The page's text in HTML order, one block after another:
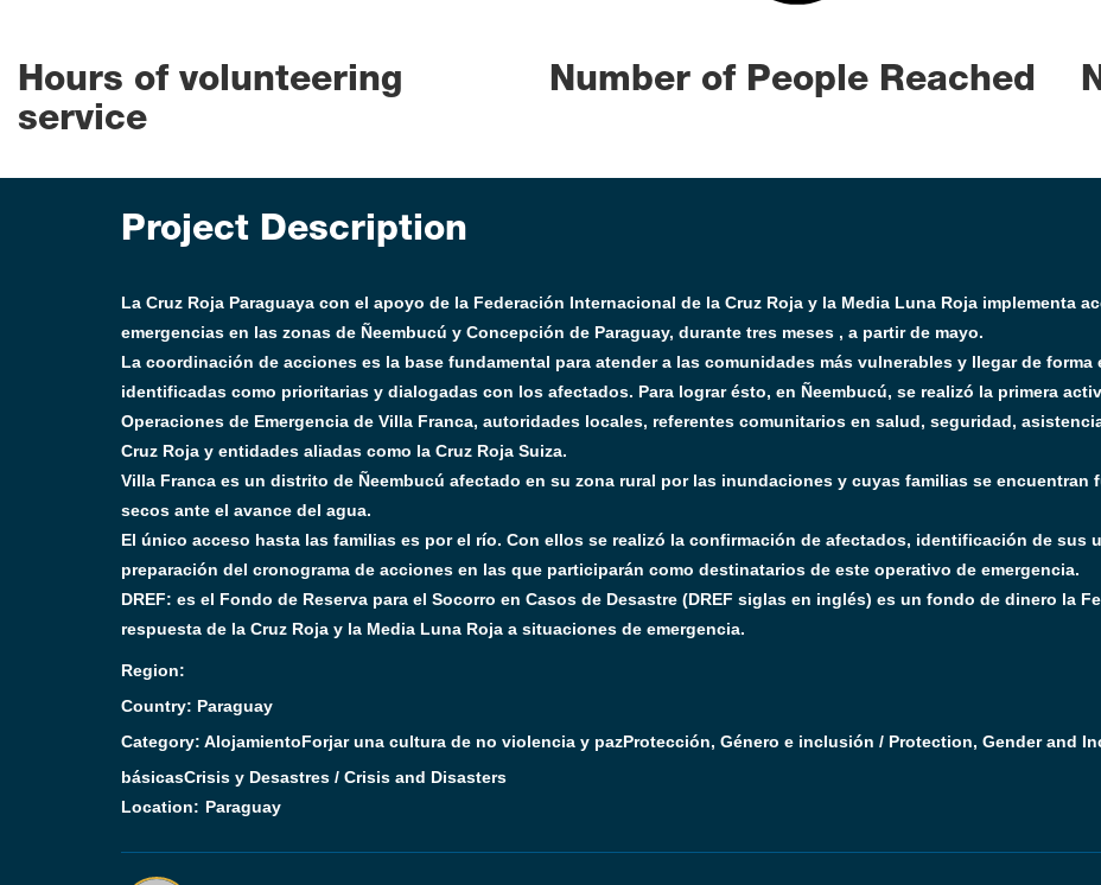
Hours of volunteering
service
Number of People Reached
Project Description
La Cruz Roja Paraguaya con el apoyo de la Federación Internacional de la Cruz Roja y la Media Luna Roja implementa
emergencias en las zonas de Ñeembucú y Concepción de Paraguay, durante tres meses , a partir de mayo.
La coordinación de acciones es la base fundamental para atender a las comunidades más vulnerables y llegar de
identificadas como prioritarias y dialogadas con los afectados. Para lograr ésto, en Ñeembucú, se realizó la primera
Operaciones de Emergencia de Villa Franca, autoridades locales, referentes comunitarios en salud, seguridad,
Cruz Roja y entidades aliadas como la Cruz Roja Suiza.
Villa Franca es un distrito de Ñeembucú afectado en su zona rural por las inundaciones y cuyas familias se encuentran
secos ante el avance del agua.
El único acceso hasta las familias es por el río. Con ellos se realizó la confirmación de afectados, identificación de sus
preparación del cronograma de acciones en las que participarán como destinatarios de este operativo de emergencia.
DREF: es el Fondo de Reserva para el Socorro en Casos de Desastre (DREF siglas en inglés) es un fondo de dinero la
respuesta de la Cruz Roja y la Media Luna Roja a situaciones de emergencia.
Region:
Country: Paraguay
Category: AlojamientoForjar una cultura de no violencia y pazProtección, Género e inclusión / Protection, Gender and
básicasCrisis y Desastres / Crisis and Disasters
Location: Paraguay